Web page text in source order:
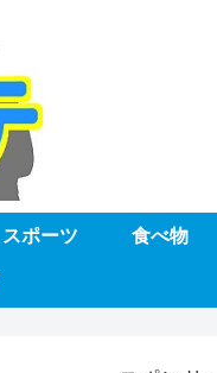
スポーツ 食べ物